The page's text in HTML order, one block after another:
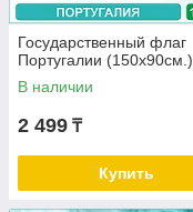
Государственный флаг
Португалии (150х90см.)
В наличии
2 499 ₸
Купить